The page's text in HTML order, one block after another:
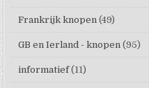
Frankrijk knopen (49)
GB en Ierland - knopen (95)
informatief (11)